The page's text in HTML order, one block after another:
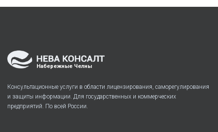
Набережные Челны
Консультационные услуги в области лицензирования, саморегулирования
и защиты информации. Для государственных и коммерческих
предприятий. По всей России.